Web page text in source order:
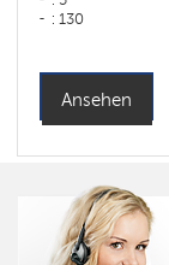
: 130
Farbe:
Wassertank: 2 l
Ansehen